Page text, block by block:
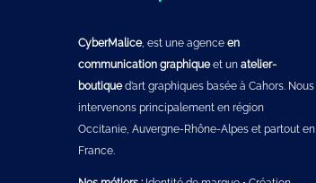
CyberMalice, est une agence en
communication graphiqueet un atelier-
boutiqued’art graphiques basée à Cahors. Nous
intervenons principalement en région
Occitanie, Auvergne-Rhône-Alpes et partout en
France.